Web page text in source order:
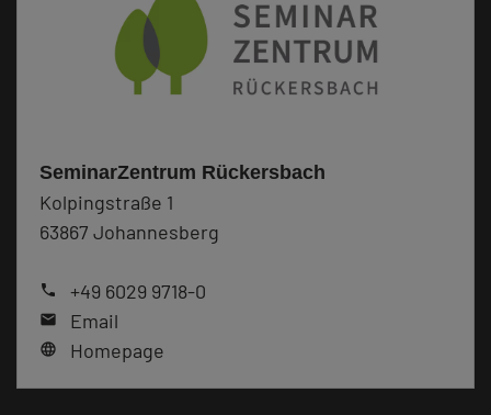
SeminarZentrum Rückersbach
Kolpingstraße 1
63867 Johannesberg
phone +49 6029 9718-0
mail Email
language Homepage